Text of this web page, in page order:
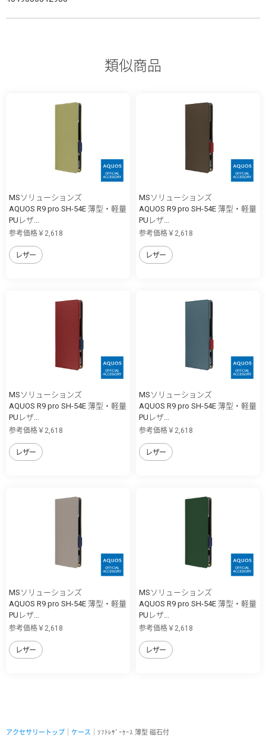
類似商品
MSソリューションズ
AQUOS R9 pro SH-54E 薄型・軽量
PUレザ...
参考価格￥2,618
レザー
MSソリューションズ
AQUOS R9 pro SH-54E 薄型・軽量
PUレザ...
参考価格￥2,618
レザー
MSソリューションズ
AQUOS R9 pro SH-54E 薄型・軽量
PUレザ...
参考価格￥2,618
レザー
MSソリューションズ
AQUOS R9 pro SH-54E 薄型・軽量
PUレザ...
参考価格￥2,618
レザー
MSソリューションズ
AQUOS R9 pro SH-54E 薄型・軽量
PUレザ...
参考価格￥2,618
レザー
MSソリューションズ
AQUOS R9 pro SH-54E 薄型・軽量
PUレザ...
参考価格￥2,618
レザー
アクセサリートップ ケース ｜ｿﾌﾄﾚｻﾞｰｹｰｽ 薄型 磁石付